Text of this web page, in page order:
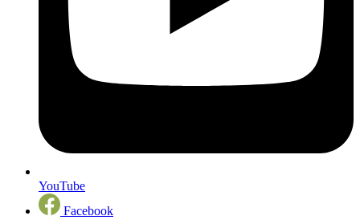
YouTube
Facebook